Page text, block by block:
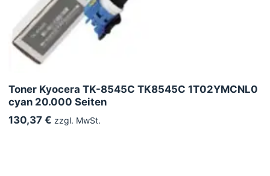
Toner Kyocera TK-8545C TK8545C 1T02YMCNL0
cyan 20.000 Seiten
130,37 € zzgl. MwSt.